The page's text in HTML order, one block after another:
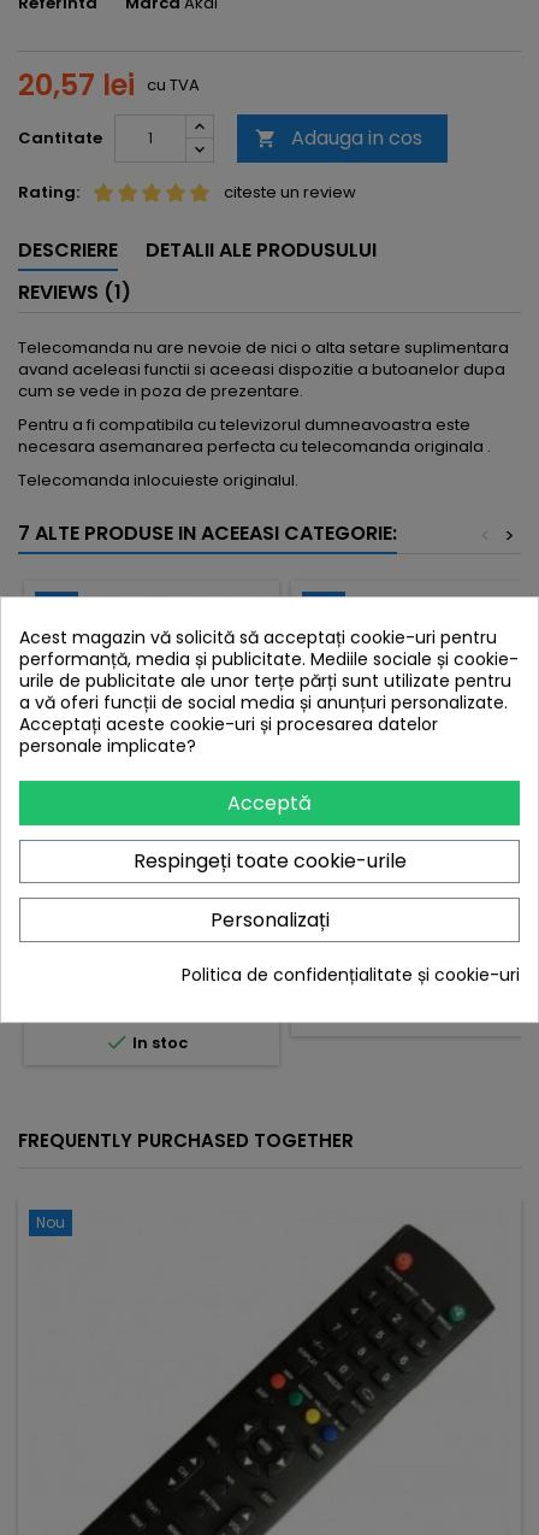
20,57 lei cu TVA
Cantitate  Adauga in cos
Rating: citeste un review
DESCRIERE
DETALII ALE PRODUSULUI
REVIEWS (1)
Telecomanda nu are nevoie de nici o alta setare suplimentara
avand aceleasi functii si aceeasi dispozitie a butoanelor dupa
cum se vede in poza de prezentare.
Pentru a fi compatibila cu televizorul dumneavoastra este
necesara asemanarea perfecta cu telecomanda originala .
Telecomanda inlocuieste originalul.
7 ALTE PRODUSE IN ACEEASI CATEGORIE: >
<
Nou
MARCA:AKAI
TELECOMANDA 12.1 AKAI
6VM187
16,94 lei
 In stoc
Nou
TELECOMANDA LCD
VESTEL, AKAY, BUSH RM-
L1200+
 Adauga in cos
FREQUENTLY PURCHASED TOGETHER
Nou
Acest magazin vă solicită să acceptați cookie-uri pentru
performanță, media și publicitate. Mediile sociale și cookie-
urile de publicitate ale unor terțe părți sunt utilizate pentru
a vă oferi funcții de social media și anunțuri personalizate.
Acceptați aceste cookie-uri și procesarea datelor
personale implicate?
Acceptă
Respingeți toate cookie-urile
Personalizați
Politica de confidențialitate și cookie-uri